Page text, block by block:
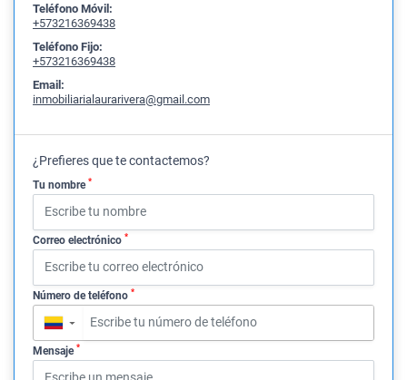
Teléfono Móvil:
+573216369438
Teléfono Fijo:
+573216369438
Email:
inmobiliarialaurarivera@gmail.com
¿Prefieres que te contactemos?
Tu nombre *
Correo electrónico *
Número de teléfono *
▼
Mensaje *